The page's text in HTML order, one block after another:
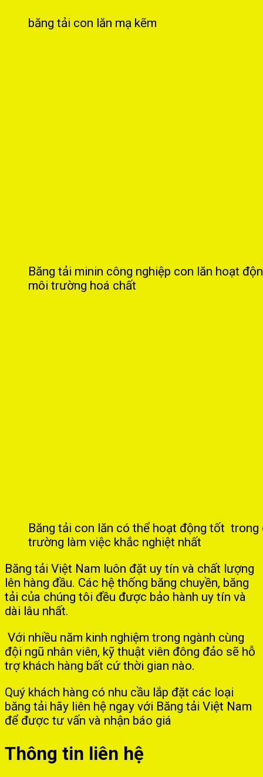
băng tải con lăn mạ kẽm
Băng tải minin công nghiệp con lăn hoạt
môi trường hoá chất
Băng tải con lăn có thể hoạt động tốt trong
trường làm việc khắc nghiệt nhất
Băng tải Việt Nam luôn đặt uy tín và chất lượng
lên hàng đầu. Các hệ thống băng chuyền, băng
tải của chúng tôi đều được bảo hành uy tín và
dài lâu nhất.
Với nhiều năm kinh nghiệm trong ngành cùng
đội ngũ nhân viên, kỹ thuật viên đông đảo sẽ hỗ
trợ khách hàng bất cứ thời gian nào.
Quý khách hàng có nhu cầu lắp đặt các loại
băng tải hãy liên hệ ngay với Băng tải Việt Nam
để được tư vấn và nhận báo giá
Thông tin liên hệ